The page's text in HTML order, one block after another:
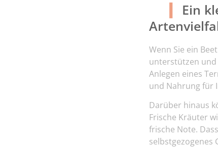
Ein
Wenn Sie ein
unterstützen und
Anlegen eines
und Nahrung für
Darüber hinaus
Frische Kräuter
frische Note.
selbstgezogenes